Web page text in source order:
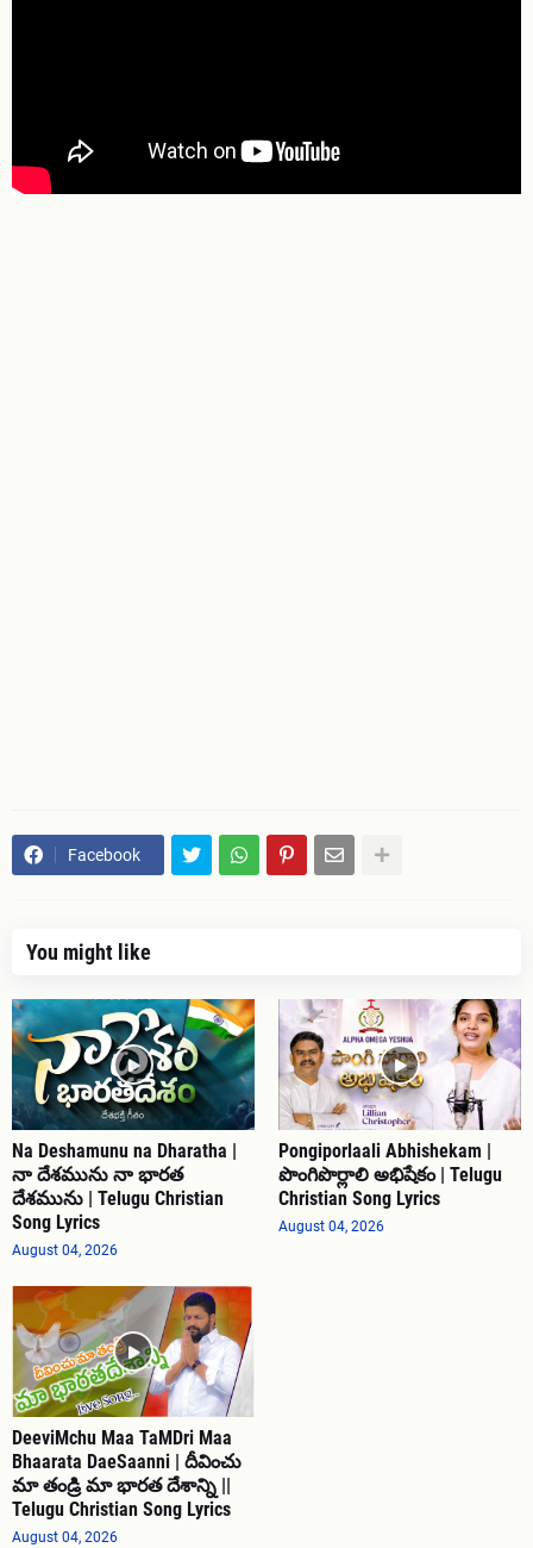
Facebook
You might like
Na Deshamunu na Dharatha |
నా దేశమును నా భారత
దేశమును | Telugu Christian
Song Lyrics
August 04, 2026
Pongiporlaali Abhishekam |
పొంగిపొర్లాలి అభిషేకం | Telugu
Christian Song Lyrics
August 04, 2026
DeeviMchu Maa TaMDri Maa
Bhaarata DaeSaanni | దీవించు
మా తండ్రి మా భారత దేశాన్ని ||
Telugu Christian Song Lyrics
August 04, 2026